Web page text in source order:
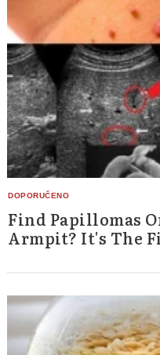
Find Papillomas
Armpit? It's The